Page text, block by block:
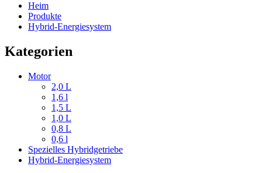
Heim
Produkte
Hybrid-Energiesystem
Kategorien
Motor
2,0 L
1,6 l
1,5 L
1,0 L
0,8 L
0,6 l
Spezielles Hybridgetriebe
Hybrid-Energiesystem